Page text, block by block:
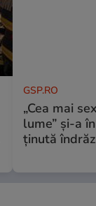
GSP.RO
„Cea mai
lume” și-a
ținută